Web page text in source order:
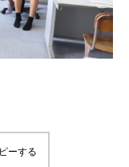
ーする